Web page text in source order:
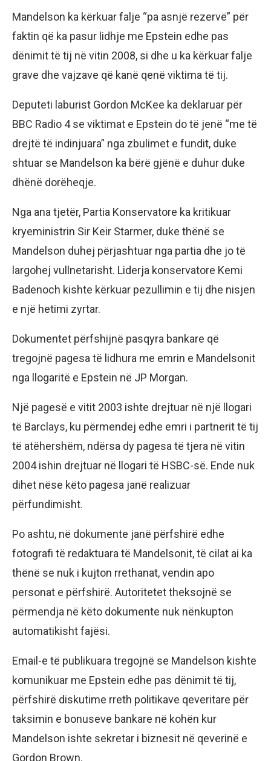
Mandelson ka kërkuar falje “pa asnjë rezervë” për
faktin që ka pasur lidhje me Epstein edhe pas
dënimit të tij në vitin 2008, si dhe u ka kërkuar falje
grave dhe vajzave që kanë qenë viktima të tij.
Deputeti laburist Gordon McKee ka deklaruar për
BBC Radio 4 se viktimat e Epstein do të jenë “me të
drejtë të indinjuara” nga zbulimet e fundit, duke
shtuar se Mandelson ka bërë gjënë e duhur duke
dhënë dorëheqje.
Nga ana tjetër, Partia Konservatore ka kritikuar
kryeministrin Sir Keir Starmer, duke thënë se
Mandelson duhej përjashtuar nga partia dhe jo të
largohej vullnetarisht. Liderja konservatore Kemi
Badenoch kishte kërkuar pezullimin e tij dhe nisjen
e një hetimi zyrtar.
Dokumentet përfshijnë pasqyra bankare që
tregojnë pagesa të lidhura me emrin e Mandelsonit
nga llogaritë e Epstein në JP Morgan.
Një pagesë e vitit 2003 ishte drejtuar në një llogari
të Barclays, ku përmendej edhe emri i partnerit të tij
të atëhershëm, ndërsa dy pagesa të tjera në vitin
2004 ishin drejtuar në llogari të HSBC-së. Ende nuk
dihet nëse këto pagesa janë realizuar
përfundimisht.
Po ashtu, në dokumente janë përfshirë edhe
fotografi të redaktuara të Mandelsonit, të cilat ai ka
thënë se nuk i kujton rrethanat, vendin apo
personat e përfshirë. Autoritetet theksojnë se
përmendja në këto dokumente nuk nënkupton
automatikisht fajësi.
Email-e të publikuara tregojnë se Mandelson kishte
komunikuar me Epstein edhe pas dënimit të tij,
përfshirë diskutime rreth politikave qeveritare për
taksimin e bonuseve bankare në kohën kur
Mandelson ishte sekretar i biznesit në qeverinë e
Gordon Brown.